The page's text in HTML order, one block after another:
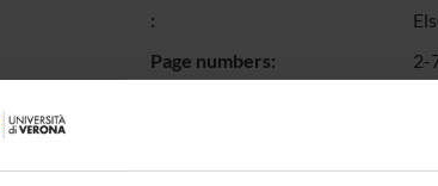
:
Page numbers:
2-
contents: